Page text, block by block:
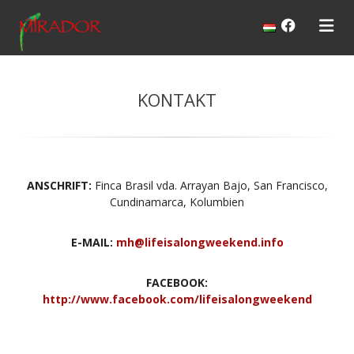
KONTAKT
ANSCHRIFT: Finca Brasil vda. Arrayan Bajo, San Francisco,
Cundinamarca, Kolumbien
E-MAIL: mh@lifeisalongweekend.info
FACEBOOK:
http://www.facebook.com/lifeisalongweekend